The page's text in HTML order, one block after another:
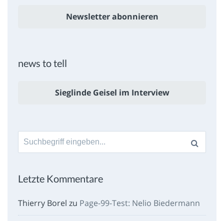
Newsletter abonnieren
news to tell
Sieglinde Geisel im Interview
Suche
nach:
Letzte Kommentare
Thierry Borel zu Page-99-Test: Nelio Biedermann